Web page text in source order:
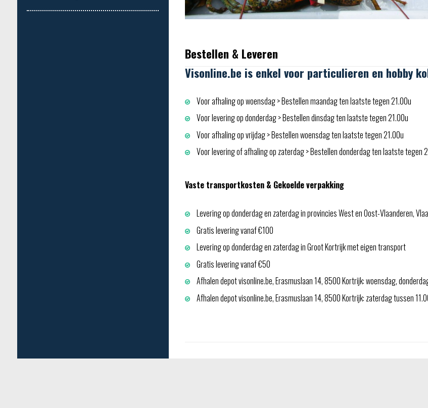
Bestellen & Leveren
Visonline.be is enkel voor particulieren en hobby
Voor afhaling op woensdag > Bestellen maandag ten laatste tegen 21.00u
Voor levering op donderdag > Bestellen dinsdag ten laatste tegen 21.00u
Voor afhaling op vrijdag > Bestellen woensdag ten laatste tegen 21.00u
Voor levering of afhaling op zaterdag > Bestellen donderdag ten laatste tegen
Vaste transportkosten & Gekoelde verpakking
Levering op donderdag en zaterdag in provincies West en Oost-Vlaanderen,
Gratis levering vanaf €100
Levering op donderdag en zaterdag in Groot Kortrijk met eigen transport
Gratis levering vanaf €50
Afhalen depot visonline.be, Erasmuslaan 14, 8500 Kortrijk: woensdag,
Afhalen depot visonline.be, Erasmuslaan 14, 8500 Kortrijk: zaterdag tussen